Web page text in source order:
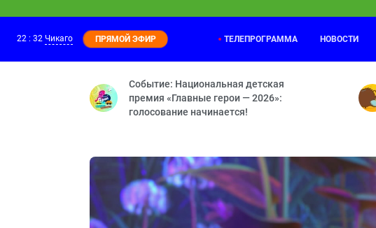
22:00
Ми-Ми-Мишки
Позитивное мышление — Кеша-новости — Пенная
22 : 32 Чикаго ПРЯМОЙ ЭФИР ТЕЛЕПРОГРАММА НОВОСТИ
Событие: Национальная детская
премия «Главные герои — 2026»:
голосование начинается!